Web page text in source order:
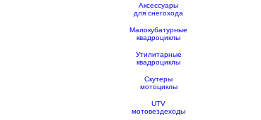
Аксессуары
для снегохода
Малокубатурные
квадроциклы
Утилитарные
квадроциклы
Скутеры
мотоциклы
UTV
мотовездеходы